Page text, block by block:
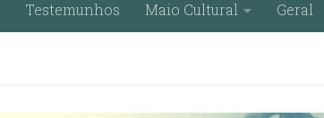
Testemunhos Maio Cultural Geral